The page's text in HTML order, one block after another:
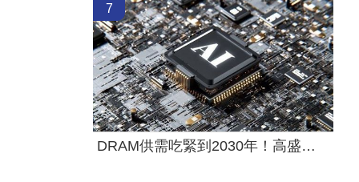
7
DRAM供需吃緊到2030年！高盛說話了